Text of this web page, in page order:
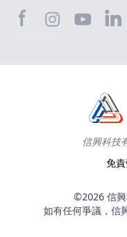
信興科技
免
©2026 信興
如有任何爭議，信